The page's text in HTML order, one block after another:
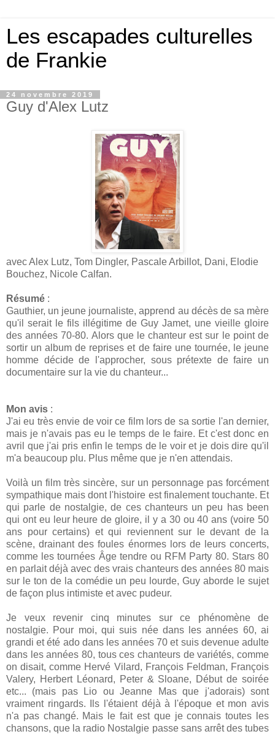
Les escapades culturelles
de Frankie
24 novembre 2019
Guy d'Alex Lutz
avec Alex Lutz, Tom Dingler, Pascale Arbillot, Dani, Elodie
Bouchez, Nicole Calfan.
Résumé :
Gauthier, un jeune journaliste, apprend au décès de sa mère
qu'il serait le fils illégitime de Guy Jamet, une vieille gloire
des années 70-80. Alors que le chanteur est sur le point de
sortir un album de reprises et de faire une tournée, le jeune
homme décide de l'approcher, sous prétexte de faire un
documentaire sur la vie du chanteur...
Mon avis :
J'ai eu très envie de voir ce film lors de sa sortie l'an dernier,
mais je n'avais pas eu le temps de le faire. Et c'est donc en
avril que j'ai pris enfin le temps de le voir et je dois dire qu'il
m'a beaucoup plu. Plus même que je n'en attendais.
Voilà un film très sincère, sur un personnage pas forcément
sympathique mais dont l'histoire est finalement touchante. Et
qui parle de nostalgie, de ces chanteurs un peu has been
qui ont eu leur heure de gloire, il y a 30 ou 40 ans (voire 50
ans pour certains) et qui reviennent sur le devant de la
scène, drainant des foules énormes lors de leurs concerts,
comme les tournées Âge tendre ou RFM Party 80. Stars 80
en parlait déjà avec des vrais chanteurs des années 80 mais
sur le ton de la comédie un peu lourde, Guy aborde le sujet
de façon plus intimiste et avec pudeur.
Je veux revenir cinq minutes sur ce phénomène de
nostalgie. Pour moi, qui suis née dans les années 60, ai
grandi et été ado dans les années 70 et suis devenue adulte
dans les années 80, tous ces chanteurs de variétés, comme
on disait, comme Hervé Vilard, François Feldman, François
Valery, Herbert Léonard, Peter & Sloane, Début de soirée
etc... (mais pas Lio ou Jeanne Mas que j'adorais) sont
vraiment ringards. Ils l'étaient déjà à l'époque et mon avis
n'a pas changé. Mais le fait est que je connais toutes les
chansons, que la radio Nostalgie passe sans arrêt des tubes